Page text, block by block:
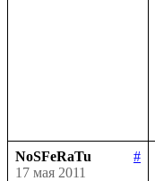
NoSFeRaTu
#
17 мая 2011